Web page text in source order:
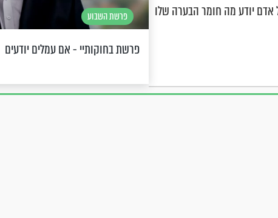
אדם יודע מה חומר הבערה שלו פרשת השבוע
פרשת בחוקותיי - אם עמלים יודעים